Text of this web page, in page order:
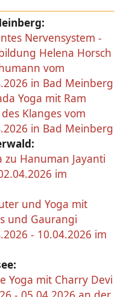
Nervensystem -
Helena Horsch
vom
in Bad Meinberg
Yoga mit Ram
Klanges vom
in Bad Meinberg
zu Hanuman Jayanti
im
und Yoga mit
und Gaurangi
- 10.04.2026 im
Yoga mit Charry Devi